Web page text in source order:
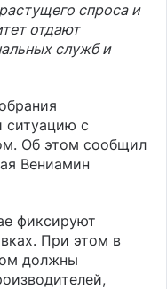
спроса и
отдают
служб и
ситуацию с
Об этом сообщил
Вениамин
фиксируют
При этом в
должны